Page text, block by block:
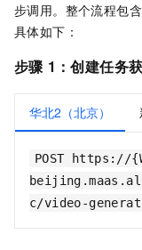
步调用。整个流程包
具体如下：
步骤 1：创建任务
华北2（北京）
POST https://
c/video-